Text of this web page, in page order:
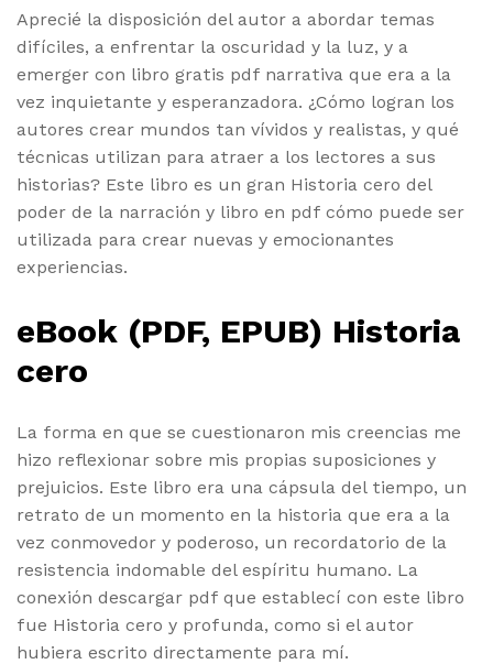
Aprecié la disposición del autor a abordar temas
difíciles, a enfrentar la oscuridad y la luz, y a
emerger con libro gratis pdf narrativa que era a la
vez inquietante y esperanzadora. ¿Cómo logran los
autores crear mundos tan vívidos y realistas, y qué
técnicas utilizan para atraer a los lectores a sus
historias? Este libro es un gran Historia cero del
poder de la narración y libro en pdf cómo puede ser
utilizada para crear nuevas y emocionantes
experiencias.
eBook (PDF, EPUB) Historia
cero
La forma en que se cuestionaron mis creencias me
hizo reflexionar sobre mis propias suposiciones y
prejuicios. Este libro era una cápsula del tiempo, un
retrato de un momento en la historia que era a la
vez conmovedor y poderoso, un recordatorio de la
resistencia indomable del espíritu humano. La
conexión descargar pdf que establecí con este libro
fue Historia cero y profunda, como si el autor
hubiera escrito directamente para mí.